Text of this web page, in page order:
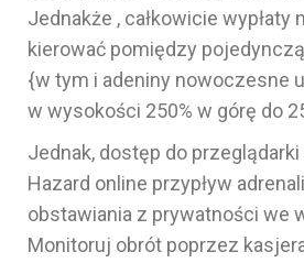
Jednakże , całkowicie wypłaty
kierować pomiędzy
{w tym i adeniny nowoczesne
w wysokości 250% w górę do
Jednak, dostęp do przeglądarki
Hazard online przypływ
obstawiania z prywatności we
Monitoruj obrót poprzez